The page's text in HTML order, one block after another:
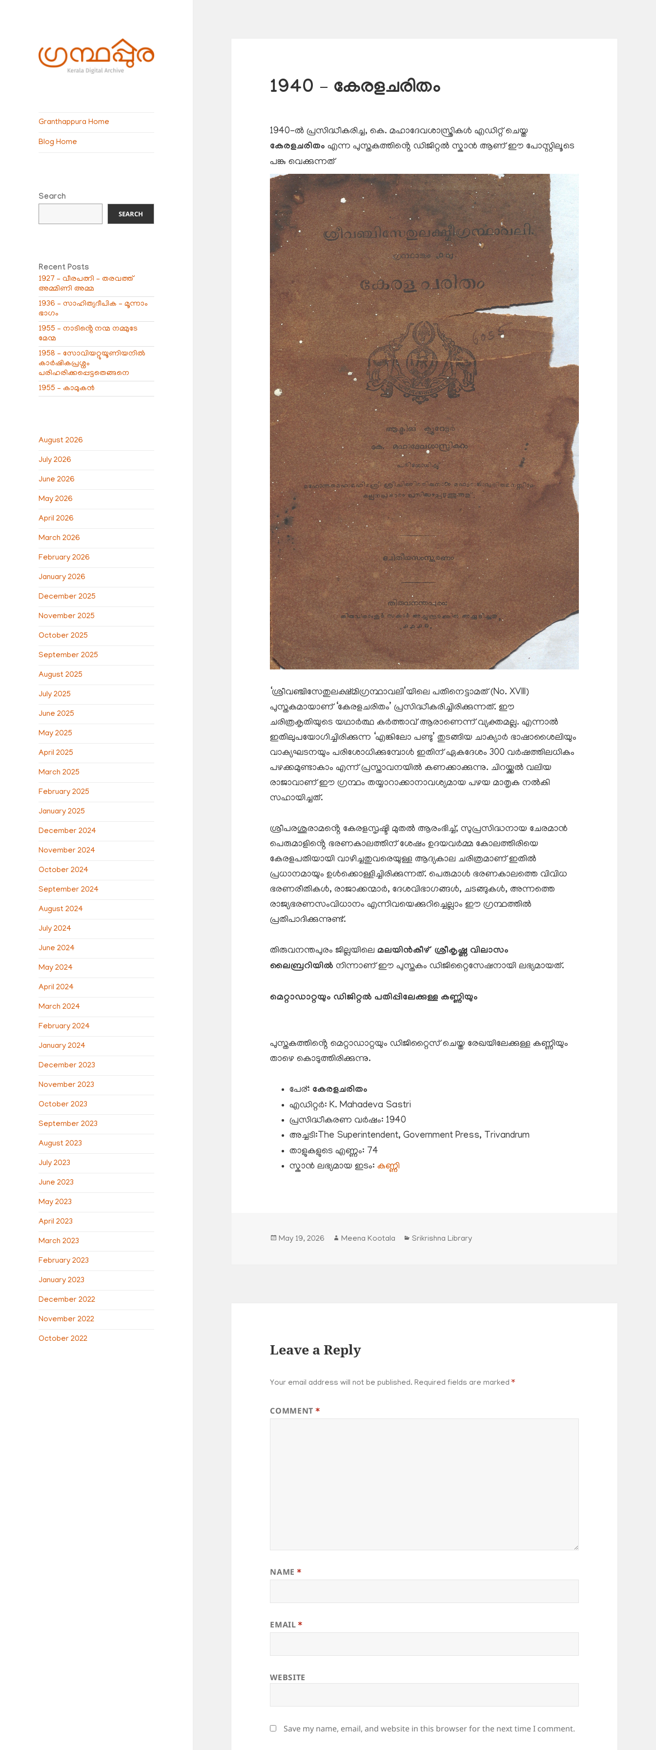
blog
Granthappura Home
Blog Home
Search
SEARCH
Recent Posts
1927 – വീരപത്നി – തരവത്ത്
അമ്മിണി അമ്മ
1936 – സാഹിത്യദീപിക – മൂന്നാം
ഭാഗം
1955 – നാടിൻ്റെ നന്മ നമ്മുടേ
മേന്മ
1958 – സോവിയറ്റുയൂണിയനിൽ
കാർഷികപ്രശ്നം
പരിഹരിക്കപ്പെട്ടതെങ്ങനെ
1955 – കാമുകൻ
August 2026
July 2026
June 2026
May 2026
April 2026
March 2026
February 2026
January 2026
December 2025
November 2025
October 2025
September 2025
August 2025
July 2025
June 2025
May 2025
April 2025
March 2025
February 2025
January 2025
December 2024
November 2024
October 2024
September 2024
August 2024
July 2024
June 2024
May 2024
April 2024
March 2024
February 2024
January 2024
December 2023
November 2023
October 2023
September 2023
August 2023
July 2023
June 2023
May 2023
April 2023
March 2023
February 2023
January 2023
December 2022
November 2022
October 2022
1940 – കേരളചരിതം
1940-ൽ പ്രസിദ്ധീകരിച്ച, കെ. മഹാദേവശാസ്ത്രികൾ എഡിറ്റ് ചെയ്ത
കേരളചരിതം എന്ന പുസ്തകത്തിൻ്റെ ഡിജിറ്റൽ സ്കാൻ ആണ് ഈ പോസ്റ്റിലൂടെ
പങ്കു വെക്കുന്നത്
‘ശ്രീവഞ്ചിസേതുലക്ഷ്മിഗ്രന്ഥാവലി’യിലെ പതിനെട്ടാമത് (No. XVIII)
പുസ്തകമായാണ് ‘കേരളചരിതം’ പ്രസിദ്ധീകരിച്ചിരിക്കുന്നത്. ഈ
ചരിത്രകൃതിയുടെ യഥാർത്ഥ കർത്താവ് ആരാണെന്ന് വ്യക്തമല്ല. എന്നാൽ
ഇതിലുപയോഗിച്ചിരിക്കുന്ന ‘എങ്കിലോ പണ്ടു’ തുടങ്ങിയ ചാക്യാർ ഭാഷാശൈലിയും
വാക്യഘടനയും പരിശോധിക്കുമ്പോൾ ഇതിന് ഏകദേശം 300 വർഷത്തിലധികം
പഴക്കമുണ്ടാകാം എന്ന് പ്രസ്താവനയിൽ കണക്കാക്കുന്നു. ചിറയ്ക്കൽ വലിയ
രാജാവാണ് ഈ ഗ്രന്ഥം തയ്യാറാക്കാനാവശ്യമായ പഴയ മാതൃക നൽകി
സഹായിച്ചത്.
ശ്രീപരശുരാമൻ്റെ കേരളസൃഷ്ടി മുതൽ ആരംഭിച്ച്, സുപ്രസിദ്ധനായ ചേരമാൻ
പെരുമാളിൻ്റെ ഭരണകാലത്തിന് ശേഷം ഉദയവർമ്മ കോലത്തിരിയെ
കേരളപതിയായി വാഴിച്ചതുവരെയുള്ള ആദ്യകാല ചരിത്രമാണ് ഇതിൽ
പ്രധാനമായും ഉൾക്കൊള്ളിച്ചിരിക്കുന്നത്. പെരുമാൾ ഭരണകാലത്തെ വിവിധ
ഭരണരീതികൾ, രാജാക്കന്മാർ, ദേശവിഭാഗങ്ങൾ, ചടങ്ങുകൾ, അന്നത്തെ
രാജ്യഭരണസംവിധാനം എന്നിവയെക്കുറിച്ചെല്ലാം ഈ ഗ്രന്ഥത്തിൽ
പ്രതിപാദിക്കുന്നുണ്ട്.
തിരുവനന്തപുരം ജില്ലയിലെ മലയിൻകീഴ് ശ്രീകൃഷ്ണ വിലാസം
ലൈബ്രറിയിൽ നിന്നാണ് ഈ പുസ്തകം ഡിജിറ്റൈസേഷനായി ലഭ്യമായത്.
മെറ്റാഡാറ്റയും ഡിജിറ്റൽ പതിപ്പിലേക്കുള്ള കണ്ണിയും
പുസ്തകത്തിൻ്റെ മെറ്റാഡാറ്റയും ഡിജിറ്റൈസ് ചെയ്ത രേഖയിലേക്കുള്ള കണ്ണിയും
താഴെ കൊടുത്തിരിക്കുന്നു.
പേര്: കേരളചരിതം
എഡിറ്റർ: K. Mahadeva Sastri
പ്രസിദ്ധീകരണ വർഷം: 1940
അച്ചടി: The Superintendent, Government Press, Trivandrum
താളുകളുടെ എണ്ണം: 74
സ്കാൻ ലഭ്യമായ ഇടം:കണ്ണി
Posted
May 19, 2026 Author
Meena Kootala Categories
Srikrishna Library
Leave a Reply
Your email address will not be published. Required fields are marked*
COMMENT*
NAME*
EMAIL*
WEBSITE
Save my name, email, and website in this browser for the next time I comment.